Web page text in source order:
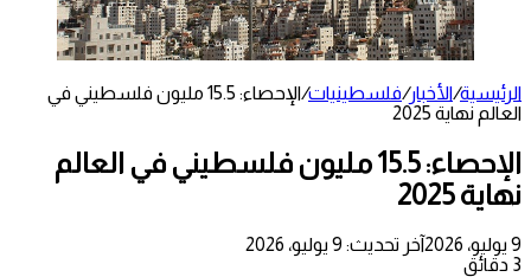
الرئيسية/الأخبار/فلسطينيات/
الإحصاء: 15.5 مليون فلسطيني في
العالم نهاية 2025
الإحصاء: 15.5 مليون فلسطيني في العالم
نهاية 2025
9 يوليو، 2026
آخر تحديث: 9 يوليو، 2026
3 دقائق